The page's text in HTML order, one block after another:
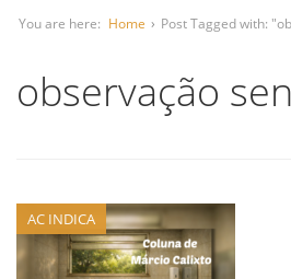
You are here: Home › Post Tagged with:
observação
AC INDICA